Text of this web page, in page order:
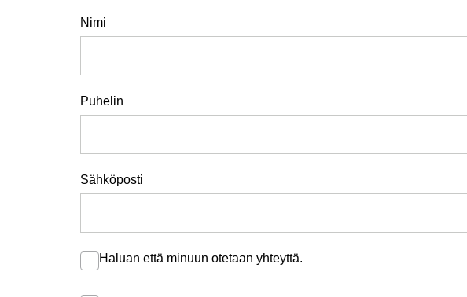
Nimi
Puhelin
Sähköposti
Haluan että minuun otetaan yhteyttä.